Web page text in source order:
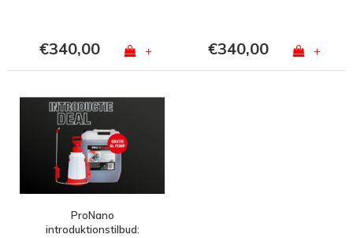
€340,00 + €340,00 +
ProNano
introduktionstilbud: